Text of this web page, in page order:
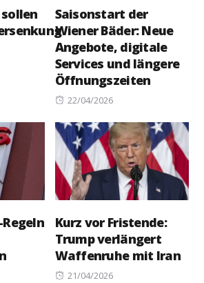
Saisonstart der
Wiener Bäder: Neue
Angebote, digitale
Services und längere
Öffnungszeiten
Posted
22/04/2026
Kurz vor Fristende:
Trump verlängert
Waffenruhe mit Iran
Posted
21/04/2026